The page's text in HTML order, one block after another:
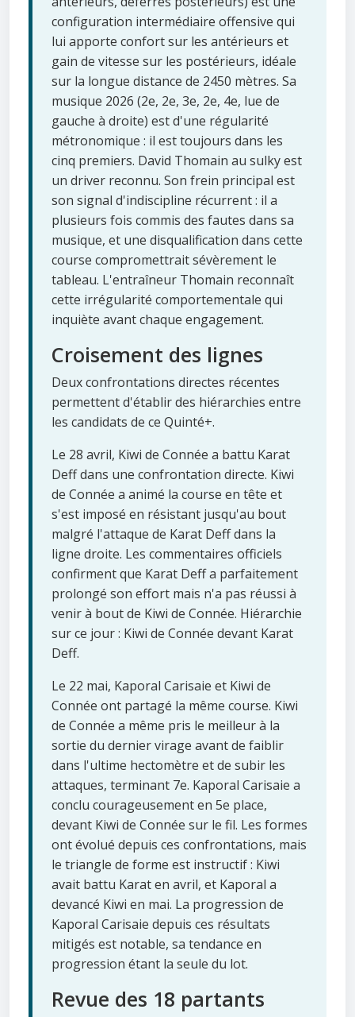
configuration intermédiaire offensive qui
lui apporte confort sur les antérieurs et
gain de vitesse sur les postérieurs, idéale
sur la longue distance de 2450 mètres. Sa
musique 2026 (2e, 2e, 3e, 2e, 4e, lue de
gauche à droite) est d'une régularité
métronomique : il est toujours dans les
cinq premiers. David Thomain au sulky est
un driver reconnu. Son frein principal est
son signal d'indiscipline récurrent : il a
plusieurs fois commis des fautes dans sa
musique, et une disqualification dans cette
course compromettrait sévèrement le
tableau. L'entraîneur Thomain reconnaît
cette irrégularité comportementale qui
inquiète avant chaque engagement.
Croisement des lignes
Deux confrontations directes récentes
permettent d'établir des hiérarchies entre
les candidats de ce Quinté+.
Le 28 avril, Kiwi de Connée a battu Karat
Deff dans une confrontation directe. Kiwi
de Connée a animé la course en tête et
s'est imposé en résistant jusqu'au bout
malgré l'attaque de Karat Deff dans la
ligne droite. Les commentaires officiels
confirment que Karat Deff a parfaitement
prolongé son effort mais n'a pas réussi à
venir à bout de Kiwi de Connée. Hiérarchie
sur ce jour : Kiwi de Connée devant Karat
Deff.
Le 22 mai, Kaporal Carisaie et Kiwi de
Connée ont partagé la même course. Kiwi
de Connée a même pris le meilleur à la
sortie du dernier virage avant de faiblir
dans l'ultime hectomètre et de subir les
attaques, terminant 7e. Kaporal Carisaie a
conclu courageusement en 5e place,
devant Kiwi de Connée sur le fil. Les formes
ont évolué depuis ces confrontations, mais
le triangle de forme est instructif : Kiwi
avait battu Karat en avril, et Kaporal a
devancé Kiwi en mai. La progression de
Kaporal Carisaie depuis ces résultats
mitigés est notable, sa tendance en
progression étant la seule du lot.
Revue des 18 partants